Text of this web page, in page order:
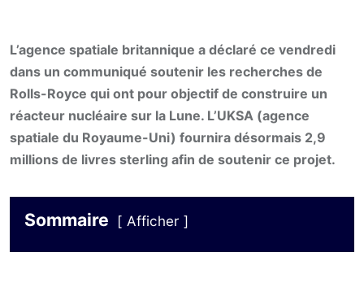
L’agence spatiale britannique a déclaré ce vendredi
dans un communiqué soutenir les recherches de
Rolls-Royce qui ont pour objectif de construire un
réacteur nucléaire sur la Lune. L’UKSA (agence
spatiale du Royaume-Uni) fournira désormais 2,9
millions de livres sterling afin de soutenir ce projet.
Sommaire Afficher